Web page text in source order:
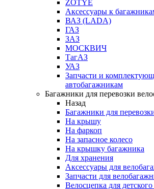
ZOTYE
Аксессуары к
ВАЗ (LADA)
ГАЗ
ЗАЗ
МОСКВИЧ
ТагАЗ
УАЗ
Запчасти и
автобагажникам
Багажники для перевозки
Назад
Багажники для
На крышу
На фаркоп
На запасное колесо
На крышку багажника
Для хранения
Аксессуары для
Запчасти для
Велосцепка для